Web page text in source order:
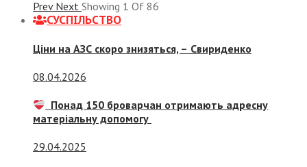
Prev Next Showing 1 Of 86
СУСПIЛЬСТВО
Ціни на АЗС скоро знизяться, – Свириденко
08.04.2026
Понад 150 броварчан отримають адресну
матеріальну допомогу
29.04.2025